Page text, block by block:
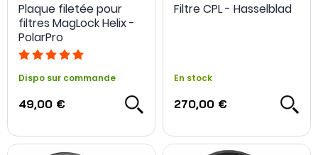
Plaque filetée pour
filtres MagLock Helix -
PolarPro
Dispo sur commande
49,00 €
Filtre CPL - Hasselblad
En stock
270,00 €